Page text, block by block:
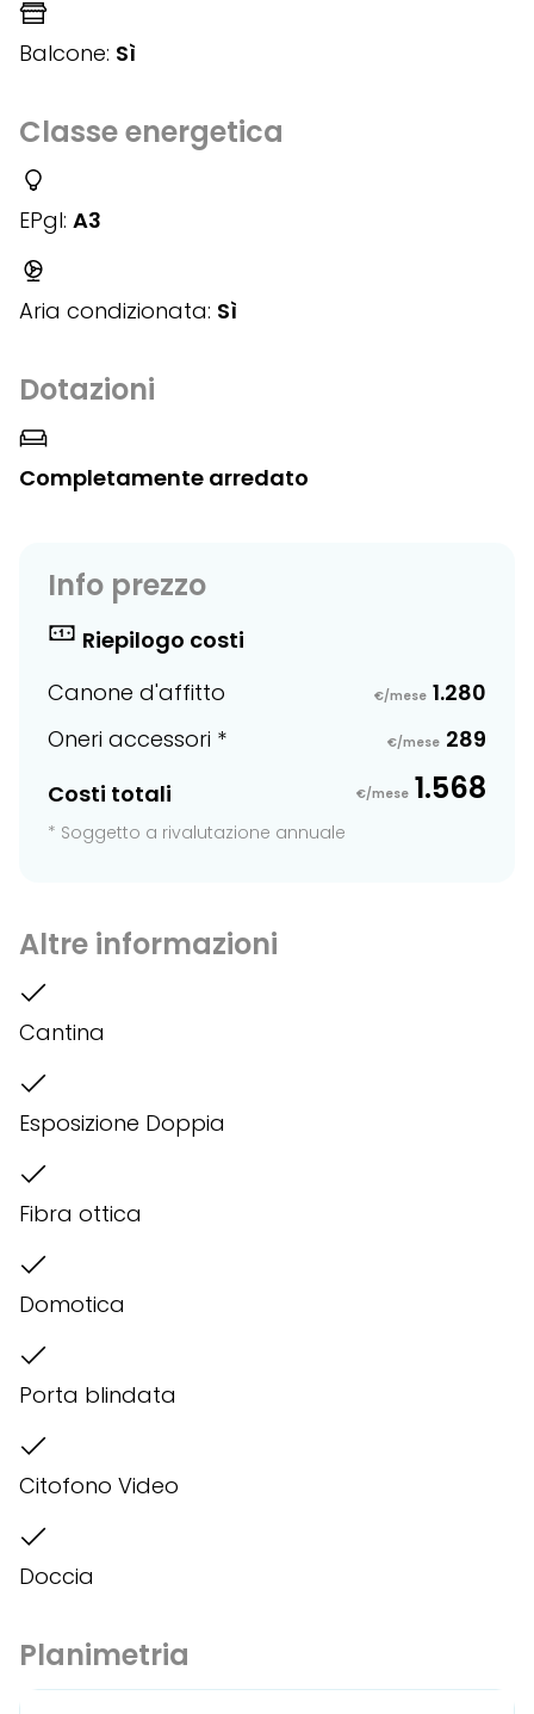
Balcone: Sì
Classe energetica
EPgl: A3
Aria condizionata: Sì
Dotazioni
Completamente arredato
Info prezzo
Riepilogo costi
Canone d'affitto
€/mese 1.280
Oneri accessori *
€/mese 289
Costi totali
€/mese 1.568
* Soggetto a rivalutazione annuale
Altre informazioni
Cantina
Esposizione Doppia
Fibra ottica
Domotica
Porta blindata
Citofono Video
Doccia
Planimetria